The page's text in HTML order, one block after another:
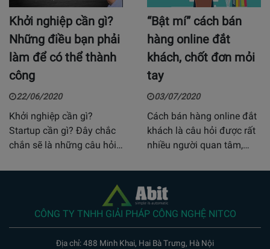
Khởi nghiệp cần gì?
Những điều bạn phải
làm để có thể thành
công
22/06/2020
Khởi nghiệp cần gì?
Startup cần gì? Đây chắc
chắn sẽ là những câu hỏi…
“Bật mí” cách bán
hàng online đắt
khách, chốt đơn mỏi
tay
03/07/2020
Cách bán hàng online đắt
khách là câu hỏi được rất
nhiều người quan tâm,…
CÔNG TY TNHH GIẢI PHÁP CÔNG NGHỆ NITCO
Địa chỉ: 488 Minh Khai, Hai Bà Trưng, Hà Nội